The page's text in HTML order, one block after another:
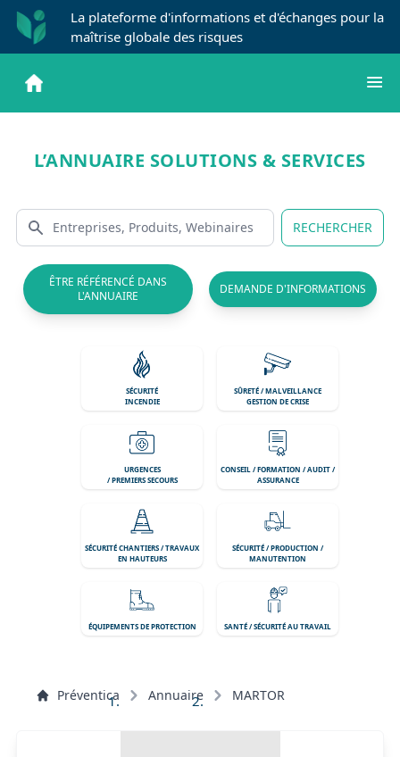
La plateforme d'informations et d'échanges pour la
maîtrise globale des risques
L’ANNUAIRE SOLUTIONS & SERVICES
RECHERCHER
ÊTRE RÉFÉRENCÉ DANS
L'ANNUAIRE
DEMANDE D'INFORMATIONS
SÉCURITÉ
INCENDIE
SÛRETÉ / MALVEILLANCE
GESTION DE CRISE
URGENCES
/ PREMIERS SECOURS
CONSEIL / FORMATION / AUDIT /
ASSURANCE
SÉCURITÉ CHANTIERS / TRAVAUX
EN HAUTEURS
SÉCURITÉ / PRODUCTION /
MANUTENTION
ÉQUIPEMENTS DE PROTECTION SANTÉ / SÉCURITÉ AU TRAVAIL
Préventica Annuaire MARTOR